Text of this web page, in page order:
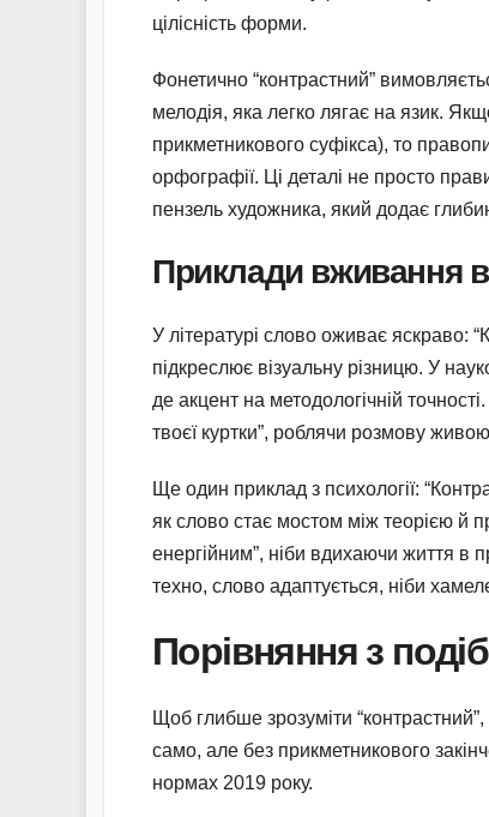
цілісність форми.
Фонетично “контрастний”
мелодія, яка легко лягає на язик.
прикметникового суфікса), то
орфографії. Ці деталі не просто
пензель художника, який додає
Приклади вживання в
У літературі слово оживає яскраво:
підкреслює візуальну різницю. У
де акцент на методологічній
твоєї куртки”, роблячи розмову
Ще один приклад з психології:
як слово стає мостом між теорією й
енергійним”, ніби вдихаючи життя в
техно, слово адаптується, ніби
Порівняння з
Щоб глибше зрозуміти
само, але без прикметникового
нормах 2019 року.